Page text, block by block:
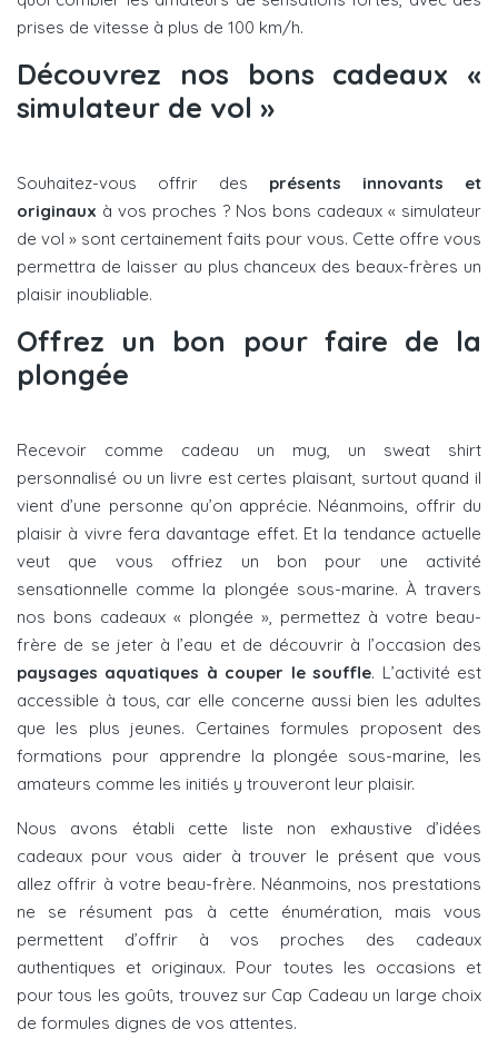
prises de vitesse à plus de 100 km/h.
Découvrez nos bons cadeaux «
simulateur de vol »
Souhaitez-vous offrir des présents innovants et
originaux à vos proches ? Nos bons cadeaux « simulateur
de vol » sont certainement faits pour vous. Cette offre vous
permettra de laisser au plus chanceux des beaux-frères un
plaisir inoubliable.
Offrez un bon pour faire de la
plongée
Recevoir comme cadeau un mug, un sweat shirt
personnalisé ou un livre est certes plaisant, surtout quand il
vient d’une personne qu’on apprécie. Néanmoins, offrir du
plaisir à vivre fera davantage effet. Et la tendance actuelle
veut que vous offriez un bon pour une activité
sensationnelle comme la plongée sous-marine. À travers
nos bons cadeaux « plongée », permettez à votre beau-
frère de se jeter à l’eau et de découvrir à l’occasion des
paysages aquatiques à couper le souffle. L’activité est
accessible à tous, car elle concerne aussi bien les adultes
que les plus jeunes. Certaines formules proposent des
formations pour apprendre la plongée sous-marine, les
amateurs comme les initiés y trouveront leur plaisir.
Nous avons établi cette liste non exhaustive d’idées
cadeaux pour vous aider à trouver le présent que vous
allez offrir à votre beau-frère. Néanmoins, nos prestations
ne se résument pas à cette énumération, mais vous
permettent d’offrir à vos proches des cadeaux
authentiques et originaux. Pour toutes les occasions et
pour tous les goûts, trouvez sur Cap Cadeau un large choix
de formules dignes de vos attentes.